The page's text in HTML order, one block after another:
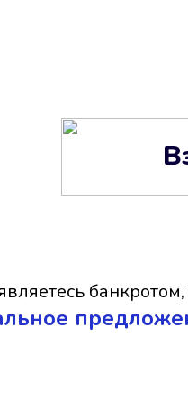
банкротом,